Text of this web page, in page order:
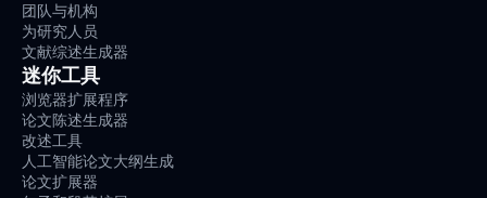
团队与机构
为研究人员
文献综述生成器
迷你工具
浏览器扩展程序
论文陈述生成器
改述工具
人工智能论文大纲生成
论文扩展器